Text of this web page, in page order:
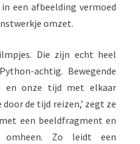
een afbeelding vermoed
omzet.
Die zijn echt heel
achtig. Bewegende
en onze tijd met elkaar
de tijd reizen,’ zegt ze
een beeldfragment en
Zo leidt een